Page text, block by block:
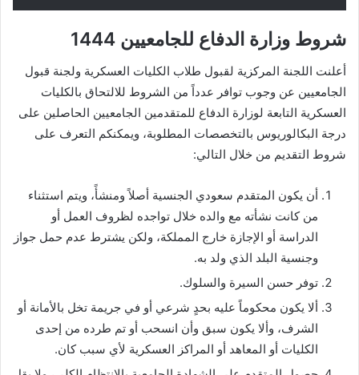
شروط وزارة الدفاع للجامعيين 1444
أعلنت اللجنة المركزية لقبول طلاب الكليات العسكرية ولجنة قبول
الجامعيين عن وجوب توافر عدداً من الشروط للالتحاق بالكليات
العسكرية التابعة لوزارة الدفاع للمتقدمين الجامعيين الحاصلين على
درجة البكالوريوس بالتخصصات المطلوبة، ويمكنكم التعرف على
شروط التقديم من خلال التالي:
أن يكون المتقدم سعودي الجنسية أصلاً ومنشأً، ويتم استثناء
من كانت نشأته مع والده خلال تواجده لظروف العمل أو
الدراسة أو الإجازة خارج المملكة، ولكن يشترط عدم حمل جواز
وجنسية البلد الذي ولد به.
توفر حسن السيرة والسلوك.
ألا يكون محكوماً عليه بحدٍ شرعي أو في جريمة تخل بالأمانة أو
الشرف، وألا يكون سبق وأن انسحب أو تم طرده من إحدى
الكليات أو المعاهد أو المراكز العسكرية لأي سبب كان.